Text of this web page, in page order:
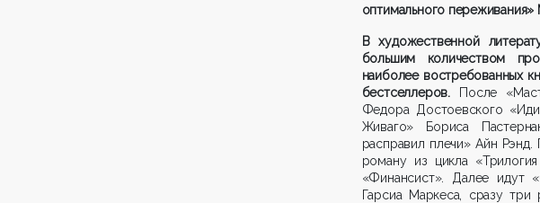
оптимального переживания»
В художественной
большим количеством
наиболее востребованных
бестселлеров. После
Федора Достоевского
Живаго» Бориса
расправил плечи» Айн Рэнд.
роману из цикла
«Финансист». Далее идут
Гарсиа Маркеса, сразу